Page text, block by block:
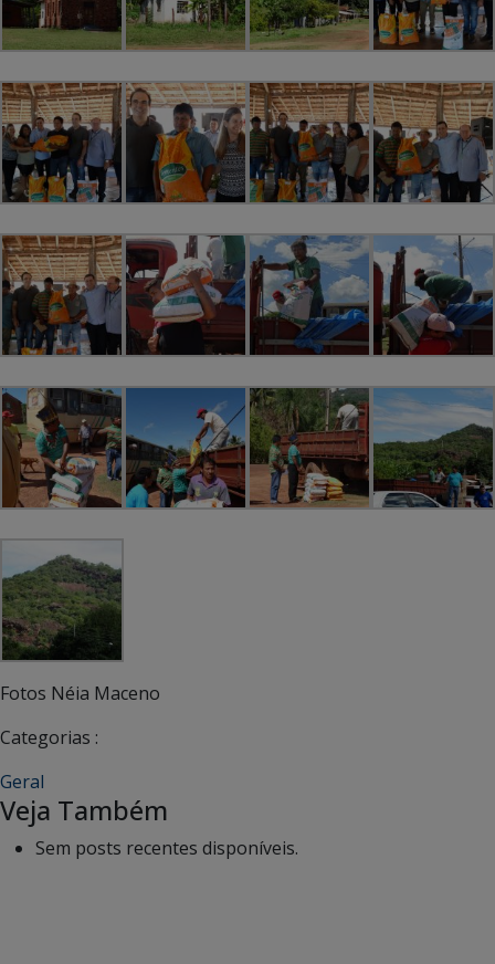
Fotos Néia Maceno
Categorias :
Geral
Veja Também
Sem posts recentes disponíveis.